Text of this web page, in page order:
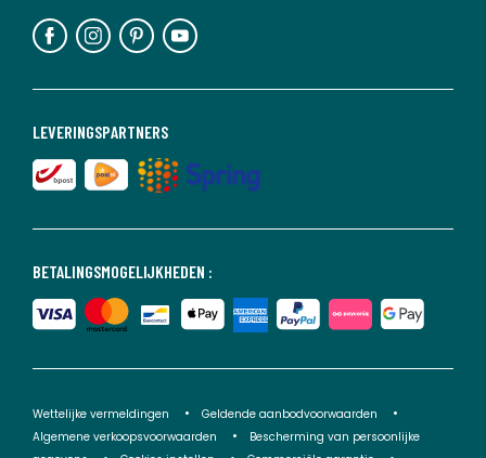
BETALINGSMOGELIJKHEDEN :
LEVERINGSPARTNERS
Wettelijke vermeldingen
Geldende aanbodvoorwaarden
Algemene verkoopsvoorwaarden
Bescherming van persoonlijke